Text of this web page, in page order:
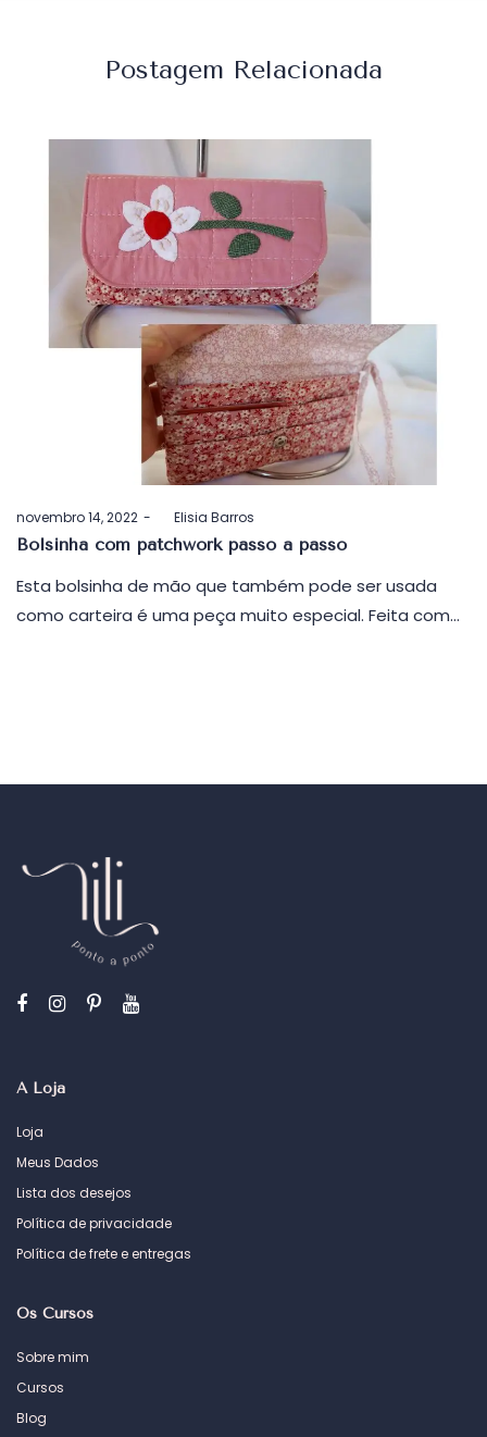
Postagem Relacionada
Postado
em
novembro 14, 2022 byElisia Barros
Bolsinha com patchwork passo a passo
Esta bolsinha de mão que também pode ser usada
como carteira é uma peça muito especial. Feita com…
A Loja
Loja
Meus Dados
Lista dos desejos
Política de privacidade
Política de frete e entregas
Os Cursos
Sobre mim
Cursos
Blog